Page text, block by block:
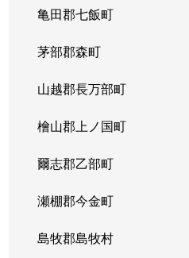
亀田郡七飯町
茅部郡森町
山越郡長万部町
檜山郡上ノ国町
爾志郡乙部町
瀬棚郡今金町
島牧郡島牧村